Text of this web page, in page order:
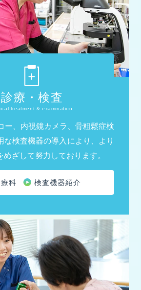
日午後、日曜日、祝日
いますので、外来診療をご希望の方
連絡をお願いします
51-3838
久留米市藤光町965-2
ス 外来担当医表
診療・検査
treatment & examination
ー、内視鏡カメラ、骨粗鬆症検
な検査機器の導入により、より
ざして努力しております。
科 検査機器紹介